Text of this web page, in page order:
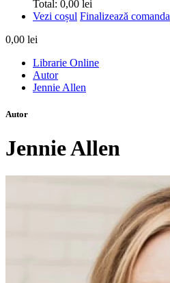
Total: 0,00 lei
Vezi coșul Finalizează comanda
0,00 lei
Librarie Online
Autor
Jennie Allen
Autor
Jennie Allen